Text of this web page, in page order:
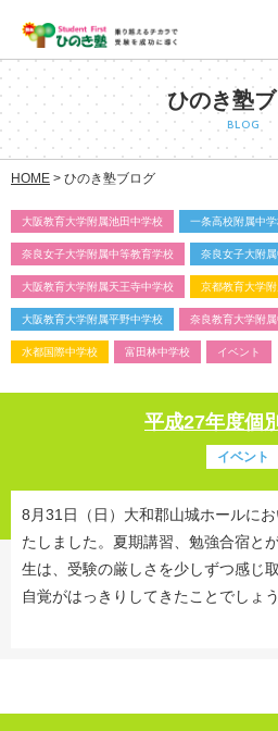
ひのき塾
BLOG
HOME > ひのき塾ブログ
大阪教育大学附属池田中学校 一条高校附属中学
奈良女子大学附属中等教育学校 奈良女子大附
大阪教育大学附属天王寺中学校 京都教育大学
大阪教育大学附属平野中学校 奈良教育大学附
水都国際中学校 富田林中学校 イベント
平成27年度個
イベント
8月31日（日）大和郡山城ホールに
たしました。夏期講習、勉強合宿と
生は、受験の厳しさを少しずつ感じ
自覚がはっきりしてきたことでしょ